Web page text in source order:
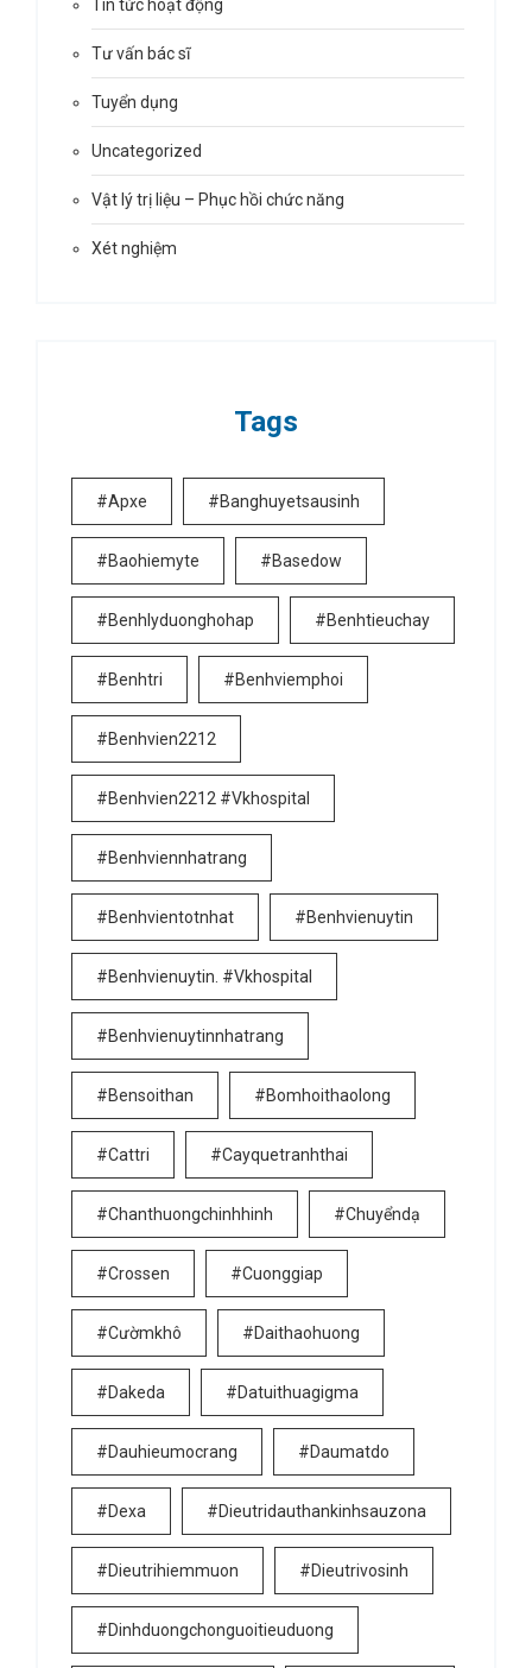
Tin tức hoạt động
Tư vấn bác sĩ
Tuyển dụng
Uncategorized
Vật lý trị liệu – Phục hồi chức năng
Xét nghiệm
Tags
#apxe #banghuyetsausinh
#baohiemyte #basedow
#benhlyduonghohap #benhtieuchay
#benhtri #benhviemphoi
#benhvien2212
#benhvien2212 #vkhospital
#benhviennhatrang
#benhvientotnhat #benhvienuytin
#benhvienuytin. #vkhospital
#benhvienuytinnhatrang
#bensoithan #bomhoithaolong
#cattri #cayquetranhthai
#chanthuongchinhhinh #chuyểndạ
#crossen #cuonggiap
#cườmkhô #daithaohuong
#dakeda #datuithuagigma
#dauhieumocrang #daumatdo
#dexa #dieutridauthankinhsauzona
#dieutrihiemmuon #dieutrivosinh
#dinhduongchonguoitieuduong